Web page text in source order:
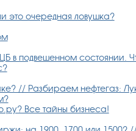
это очередная ловушка?
в подвешенном состоянии.
// Разбираем нефтегаз:
Все тайны бизнеса!